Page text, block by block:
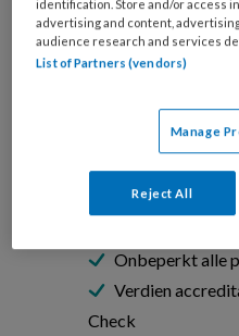
Wil je dit
Neem een
voor maar
Onbeperkt alle
Verdien
Check
identification. Store and/or access
advertising and content,
audience research and services
List of Partners (vendors)
Manage
Reject All